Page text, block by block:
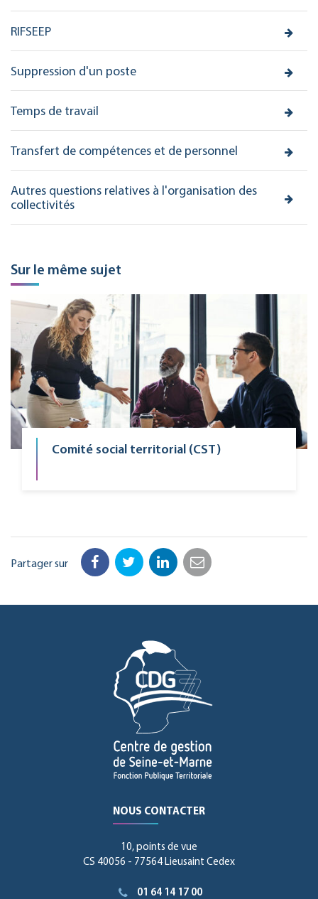
RIFSEEP
Suppression d'un poste
Temps de travail
Transfert de compétences et de personnel
Autres questions relatives à l'organisation des
collectivités
Sur le même sujet
Comité social territorial (CST)
Partager sur Facebook
TwitterLinkedIn
Email
NOUS CONTACTER
10, points de vue
CS 40056 - 77564 Lieusaint Cedex
01 64 14 17 00